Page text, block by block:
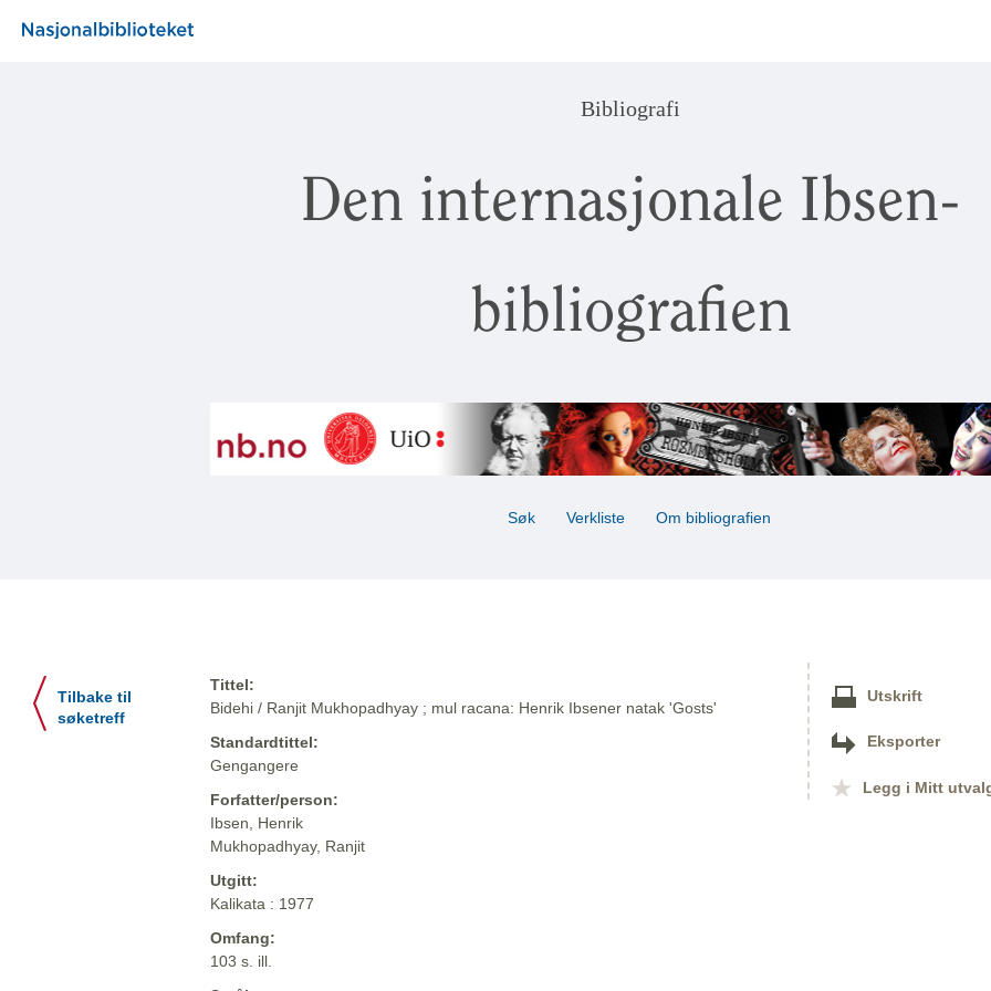
Bibliografi
Den internasjonale Ibsen-
bibliografien
Søk Verkliste Om bibliografien
Tilbake til
søketreff
Tittel:
Bidehi / Ranjit Mukhopadhyay ; mul racana: Henrik Ibsener natak 'Gosts'
Standardtittel:
Gengangere
Forfatter/person:
Ibsen, Henrik
Mukhopadhyay, Ranjit
Utgitt:
Kalikata : 1977
Omfang:
103 s. ill.
Utskrift
Eksporter
Legg i Mitt